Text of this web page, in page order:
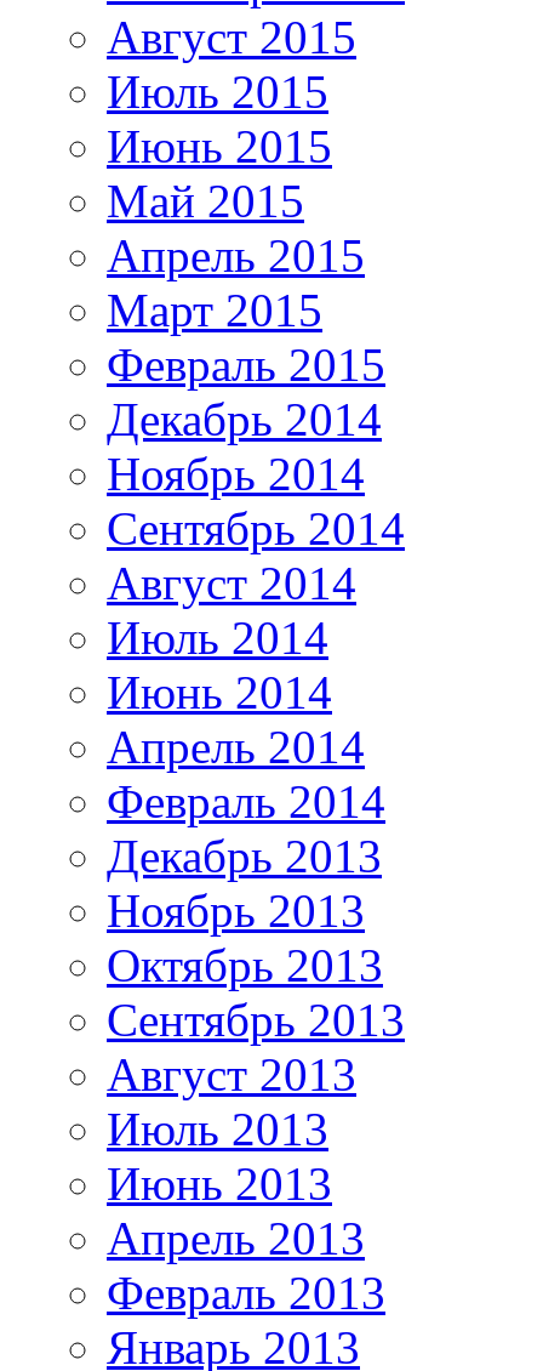
Август 2015
Июль 2015
Июнь 2015
Май 2015
Апрель 2015
Март 2015
Февраль 2015
Декабрь 2014
Ноябрь 2014
Сентябрь 2014
Август 2014
Июль 2014
Июнь 2014
Апрель 2014
Февраль 2014
Декабрь 2013
Ноябрь 2013
Октябрь 2013
Сентябрь 2013
Август 2013
Июль 2013
Июнь 2013
Апрель 2013
Февраль 2013
Январь 2013